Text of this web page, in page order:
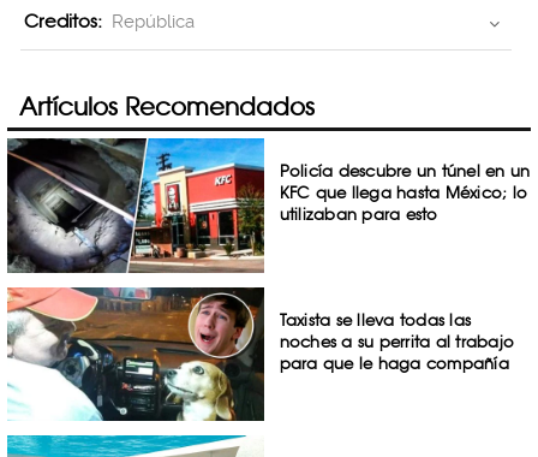
Creditos: República
Artículos Recomendados
Policía descubre un túnel en un
KFC que llega hasta México; lo
utilizaban para esto
Taxista se lleva todas las
noches a su perrita al trabajo
para que le haga compañía